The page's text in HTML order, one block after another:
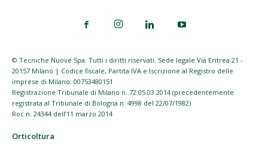
© Tecniche Nuove Spa. Tutti i diritti riservati. Sede legale Via Eritrea 21 -
20157 Milano | Codice fiscale, Partita IVA e Iscrizione al Registro delle
imprese di Milano: 00753480151
Registrazione Tribunale di Milano n. 72 05.03.2014 (precedentemente
registrata al Tribunale di Bologna n. 4998 del 22/07/1982)
Roc n. 24344 dell’11 marzo 2014
Orticoltura